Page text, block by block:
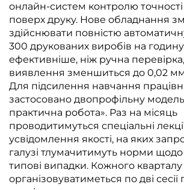
онлайн-систем контролю
поверх друку. Нове обладнання
здійснювати повністю
300 друкованих виробів на
ефективніше, ніж ручна
виявлення зменшиться до 0,02
Для підсилення навчання
застосовано двопрофільну модель
практична робота». Раз на місяць
проводитимуться спеціальні
усвідомлення якості, на яких
галузі тлумачитимуть норми щодо
типові випадки. Кожного кварталу
організовуватиметься по дві сесії